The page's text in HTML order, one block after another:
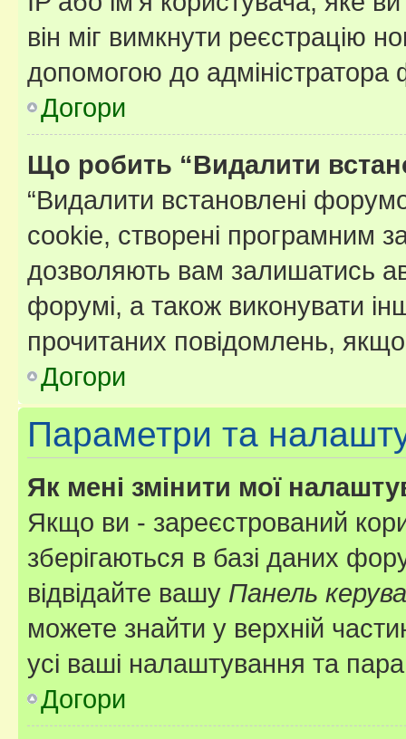
він міг вимкнути реєстрацію
допомогою до адміністратора
Догори
Що робить “Видалити
“Видалити встановлені
cookie, створені програмним
дозволяють вам залишатись
форумі, а також виконувати
прочитаних повідомлень,
Догори
Параметри та
Як мені змінити мої
Якщо ви - зареєстрований
зберігаються в базі даних
відвідайте вашу Панель
можете знайти у верхній
усі ваші налаштування та
Догори